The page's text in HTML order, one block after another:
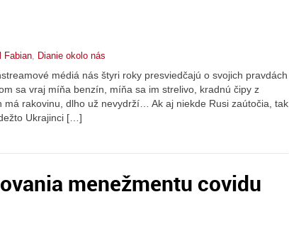
Fabian, Dianie okolo nás
médiá nás štyri roky presviedčajú o svojich pravdách
sa vraj míňa benzín, míňa sa im strelivo, kradnú čipy z
má rakovinu, dlho už nevydrží… Ak aj niekde Rusi zaútočia, tak
Ukrajinci […]
menežmentu covidu